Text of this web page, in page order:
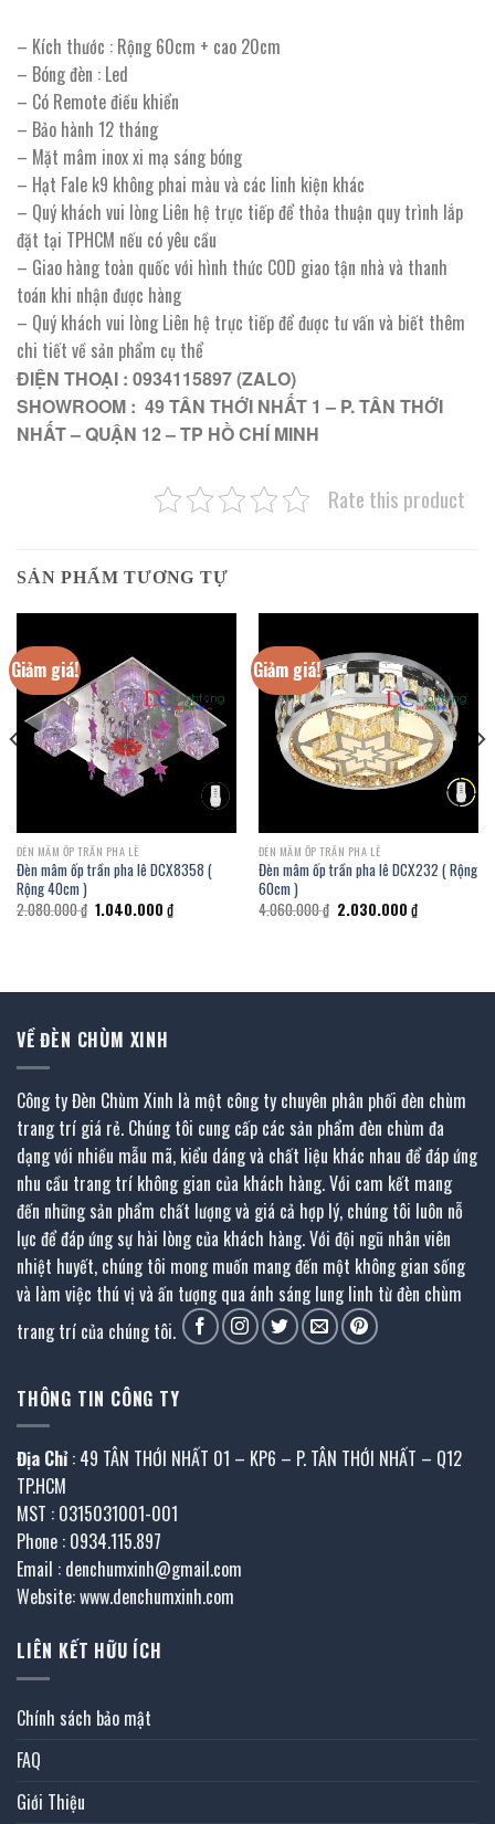
– Kích thước : Rộng 60cm + cao 20cm
– Bóng đèn : Led
– Có Remote điều khiển
– Bảo hành 12 tháng
– Mặt mâm inox xi mạ sáng bóng
– Hạt Fale k9 không phai màu và các linh kiện khác
– Quý khách vui lòng Liên hệ trực tiếp để thỏa thuận quy trình lắp
đặt tại TPHCM nếu có yêu cầu
– Giao hàng toàn quốc với hình thức COD giao tận nhà và thanh
toán khi nhận được hàng
– Quý khách vui lòng Liên hệ trực tiếp để được tư vấn và biết thêm
chi tiết về sản phẩm cụ thể
ĐIỆN THOẠI : 0934115897 (ZALO)
SHOWROOM : 49 TÂN THỚI NHẤT 1 – P. TÂN THỚI
NHẤT – QUẬN 12 – TP HỒ CHÍ MINH
Rate this product
SẢN PHẨM TƯƠNG TỰ
Giảm giá!
ĐÈN MÂM ỐP TRẦN PHA LÊ
Đèn mâm ốp trần pha lê DCX8358 (
Rộng 40cm )
2.080.000₫ Giá
gốc
1.040.000 ₫Giá
hiện
Giảm giá!
ĐÈN MÂM ỐP TRẦN PHA LÊ
Đèn mâm ốp trần pha lê DCX232 ( Rộng
60cm )
4.060.000₫ Giá
gốc
2.030.000 ₫Giá
hiện
VỀ ĐÈN CHÙM XINH
Công ty Đèn Chùm Xinh là một công ty chuyên phân phối đèn chùm
trang trí giá rẻ. Chúng tôi cung cấp các sản phẩm đèn chùm đa
dạng với nhiều mẫu mã, kiểu dáng và chất liệu khác nhau để đáp ứng
nhu cầu trang trí không gian của khách hàng. Với cam kết mang
đến những sản phẩm chất lượng và giá cả hợp lý, chúng tôi luôn nỗ
lực để đáp ứng sự hài lòng của khách hàng. Với đội ngũ nhân viên
nhiệt huyết, chúng tôi mong muốn mang đến một không gian sống
và làm việc thú vị và ấn tượng qua ánh sáng lung linh từ đèn chùm
trang trí của chúng tôi.
THÔNG TIN CÔNG TY
Địa Chỉ : 49 TÂN THỚI NHẤT 01 – KP6 – P. TÂN THỚI NHẤT – Q12
TP.HCM
MST : 0315031001-001
Phone : 0934.115.897
Email : denchumxinh@gmail.com
Website: www.denchumxinh.com
LIÊN KẾT HỮU ÍCH
Chính sách bảo mật
FAQ
Giới Thiệu